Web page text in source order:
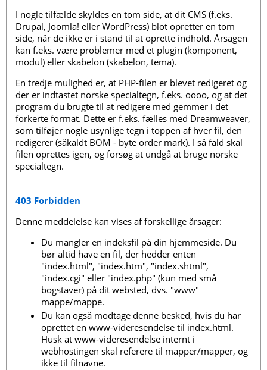
I nogle tilfælde skyldes en tom side, at dit CMS (f.eks.
Drupal, Joomla! eller WordPress) blot opretter en tom
side, når de ikke er i stand til at oprette indhold. Årsagen
kan f.eks. være problemer med et plugin (komponent,
modul) eller skabelon (skabelon, tema).
En tredje mulighed er, at PHP-filen er blevet redigeret og
der er indtastet norske specialtegn, f.eks. oooo, og at det
program du brugte til at redigere med gemmer i det
forkerte format. Dette er f.eks. fælles med Dreamweaver,
som tilføjer nogle usynlige tegn i toppen af hver fil, den
redigerer (såkaldt BOM - byte order mark). I så fald skal
filen oprettes igen, og forsøg at undgå at bruge norske
specialtegn.
403 Forbidden
Denne meddelelse kan vises af forskellige årsager:
Du mangler en indeksfil på din hjemmeside. Du
bør altid have en fil, der hedder enten
"index.html", "index.htm", "index.shtml",
"index.cgi" eller "index.php" (kun med små
bogstaver) på dit websted, dvs. "www"
mappe/mappe.
Du kan også modtage denne besked, hvis du har
oprettet en www-videresendelse til index.html.
Husk at www-videresendelse internt i
webhostingen skal referere til mapper/mapper, og
ikke til filnavne.